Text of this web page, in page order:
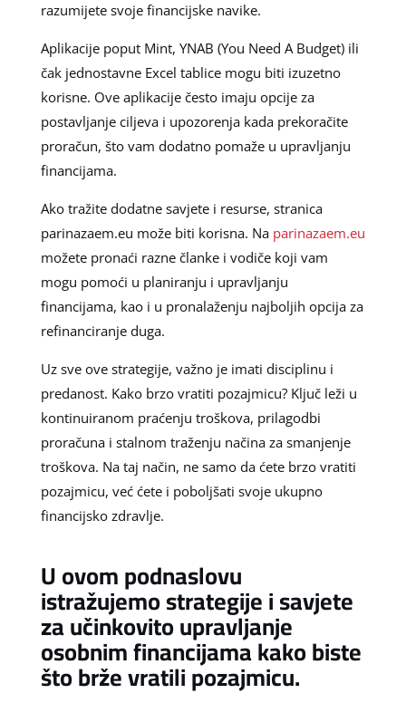
razumijete svoje financijske navike.
Aplikacije poput Mint, YNAB (You Need A Budget) ili
čak jednostavne Excel tablice mogu biti izuzetno
korisne. Ove aplikacije često imaju opcije za
postavljanje ciljeva i upozorenja kada prekoračite
proračun, što vam dodatno pomaže u upravljanju
financijama.
Ako tražite dodatne savjete i resurse, stranica
parinazaem.eu može biti korisna. Na parinazaem.eu
možete pronaći razne članke i vodiče koji vam
mogu pomoći u planiranju i upravljanju
financijama, kao i u pronalaženju najboljih opcija za
refinanciranje duga.
Uz sve ove strategije, važno je imati disciplinu i
predanost. Kako brzo vratiti pozajmicu? Ključ leži u
kontinuiranom praćenju troškova, prilagodbi
proračuna i stalnom traženju načina za smanjenje
troškova. Na taj način, ne samo da ćete brzo vratiti
pozajmicu, već ćete i poboljšati svoje ukupno
financijsko zdravlje.
U ovom podnaslovu
istražujemo strategije i savjete
za učinkovito upravljanje
osobnim financijama kako biste
što brže vratili pozajmicu.